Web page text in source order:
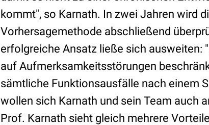
kommt", so Karnath. In zwei Jahren wird
Vorhersagemethode abschließend
erfolgreiche Ansatz ließe sich ausweiten:
auf Aufmerksamkeitsstörungen
sämtliche Funktionsausfälle nach einem
wollen sich Karnath und sein Team auch
Prof. Karnath sieht gleich mehrere